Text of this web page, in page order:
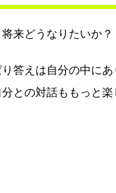
来どうなりたいか？
答えは自分の中に
との対話ももっと楽